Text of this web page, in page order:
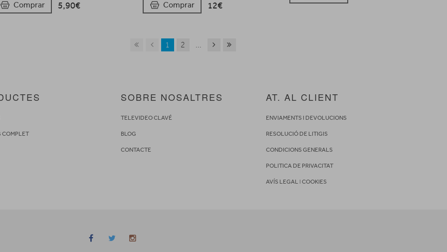
Comprar 5,90€ Comprar 12€
1 2 ...
COMPLET
SOBRE NOSALTRES
TELEVIDEO CLAVÉ
BLOG
CONTACTE
AT. AL CLIENT
ENVIAMENTS I DEVOLUCIONS
RESOLUCIÓ DE LITIGIS
CONDICIONS GENERALS
POLITICA DE PRIVACITAT
AVÍS LEGALI COOKIES